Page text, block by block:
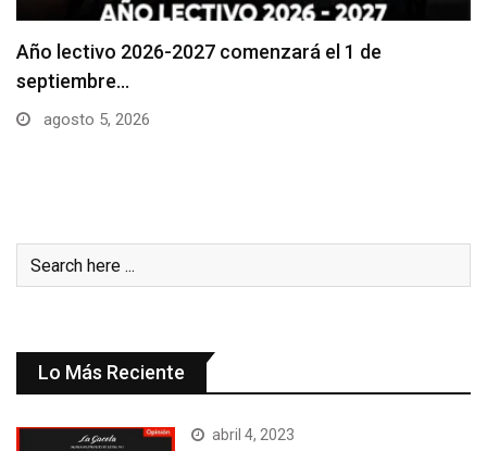
Se suspenderá servicio de agua potable en varios…
agosto 5, 2026
Lo Más Reciente
abril 4, 2023